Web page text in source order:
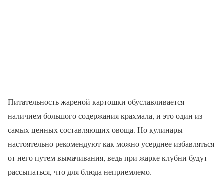
Питательность жареной картошки обуславливается
наличием большого содержания крахмала, и это один из
самых ценных составляющих овоща. Но кулинары
настоятельно рекомендуют как можно усерднее избавляться
от него путем вымачивания, ведь при жарке клубни будут
рассыпаться, что для блюда неприемлемо.